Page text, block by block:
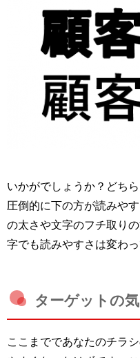
いかがでしょうか？どち
圧倒的に下の方が読みや
の太さや文字のフチ取り
字でも読みやすさは変わっ
ターゲットの
ここまでであなたのチラ